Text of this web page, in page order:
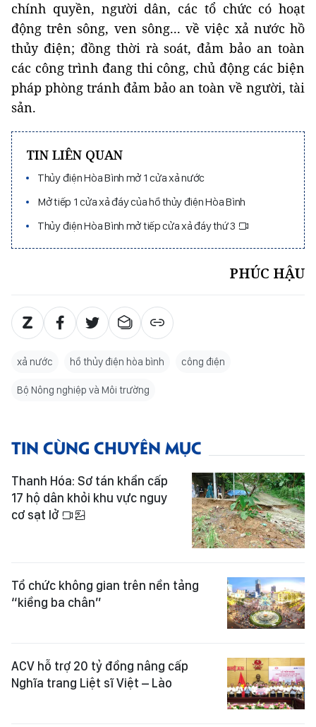
chính quyền, người dân, các tổ chức có hoạt
động trên sông, ven sông... về việc xả nước hồ
thủy điện; đồng thời rà soát, đảm bảo an toàn
các công trình đang thi công, chủ động các biện
pháp phòng tránh đảm bảo an toàn về người, tài
sản.
TIN LIÊN QUAN
Thủy điện Hòa Bình mở 1 cửa xả nước
Mở tiếp 1 cửa xả đáy của hồ thủy điện Hòa Bình
Thủy điện Hòa Bình mở tiếp cửa xả đáy thứ 3
PHÚC HẬU
xả nước hồ thủy điện hòa bình công điện
Bộ Nông nghiệp và Môi trường
TIN CÙNG CHUYÊN MỤC
Thanh Hóa: Sơ tán khẩn cấp
17 hộ dân khỏi khu vực nguy
cơ sạt lở
Tổ chức không gian trên nền tảng
“kiềng ba chân”
ACV hỗ trợ 20 tỷ đồng nâng cấp
Nghĩa trang Liệt sĩ Việt – Lào